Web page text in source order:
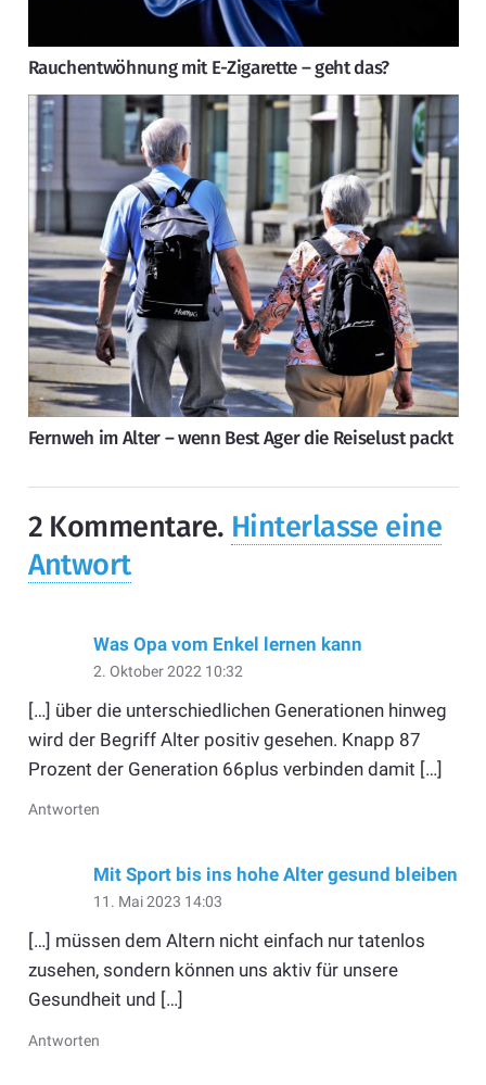
Rauchentwöhnung mit E-Zigarette – geht das?
Fernweh im Alter – wenn Best Ager die Reiselust packt
2 Kommentare. Hinterlasse eine
Antwort
Was Opa vom Enkel lernen kann
2. Oktober 2022 10:32
[…] über die unterschiedlichen Generationen hinweg
wird der Begriff Alter positiv gesehen. Knapp 87
Prozent der Generation 66plus verbinden damit […]
Antworten
Mit Sport bis ins hohe Alter gesund bleiben
11. Mai 2023 14:03
[…] müssen dem Altern nicht einfach nur tatenlos
zusehen, sondern können uns aktiv für unsere
Gesundheit und […]
Antworten